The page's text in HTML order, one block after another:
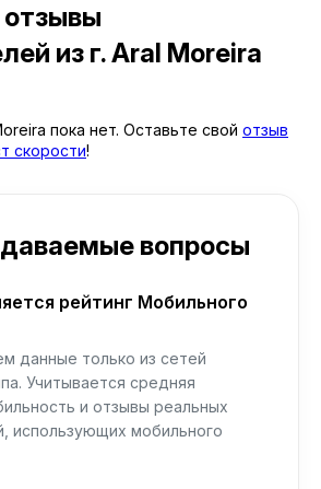
из г. Aral Moreira
пока нет. Оставьте свой отзыв
скорости!
вопросы
рейтинг Мобильного
данные только из сетей
Учитывается средняя
и отзывы реальных
использующих мобильного